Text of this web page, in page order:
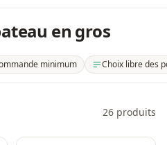
en gros
péninsulaire. 3 à 5 jours dans le
minimum
ni montant minimum deChoix libre des
. Choisissez les
26 produits